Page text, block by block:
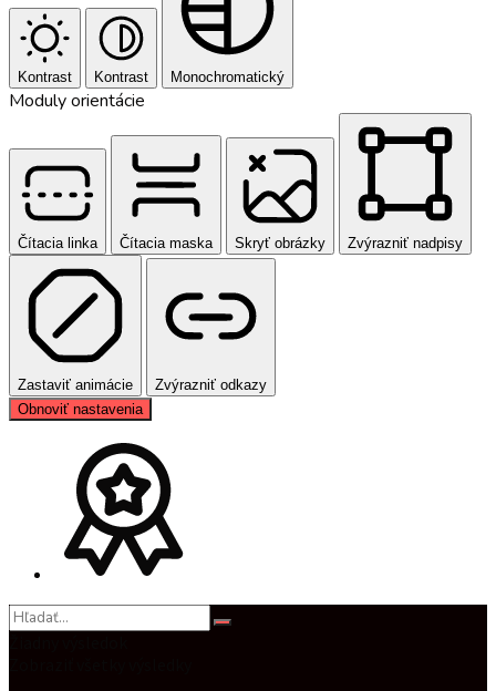
Kontrast Kontrast Monochromatický
Moduly orientácie
Čítacia linka Čítacia maska Skryť obrázky Zvýrazniť nadpisy
Zastaviť animácie
Zvýrazniť odkazy
Obnoviť nastavenia